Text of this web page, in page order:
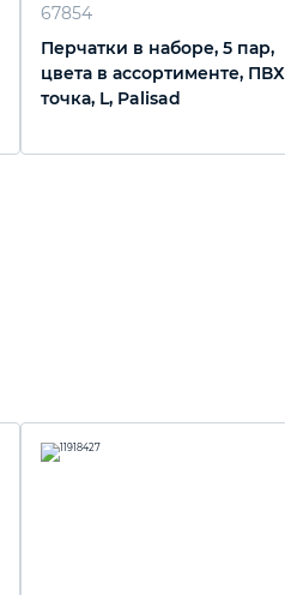
67854
Перчатки в наборе, 5 пар,
цвета в ассортименте, ПВХ
точка, L, Palisad